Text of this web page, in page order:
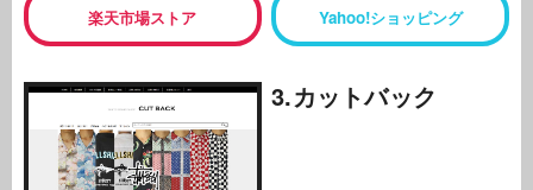
楽天市場ストア Yahoo!ショッピング
3.カットバック